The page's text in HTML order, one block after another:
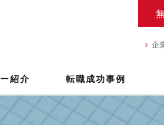
企
紹介 転職成功事例